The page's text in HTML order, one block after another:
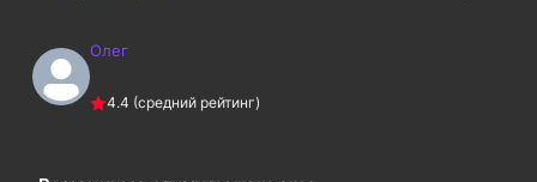
160₽Олег
4.4 (средний рейтинг)